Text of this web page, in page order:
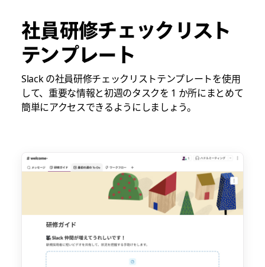
社員研修チェックリスト
テンプレート
Slack の社員研修チェックリストテンプレートを使用
して、重要な情報と初週のタスクを 1 か所にまとめて
簡単にアクセスできるようにしましょう。